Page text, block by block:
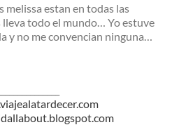
melissa estan en todas las
lleva todo el mundo… Yo estuve
y no me convencian ninguna…